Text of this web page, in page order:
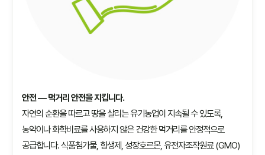
안전 — 먹거리 안전을 지킵니다.
자연의 순환을 따르고 땅을 살리는 유기농업이 지속될 수 있도록,
농약이나 화학비료를 사용하지 않은 건강한 먹거리를 안정적으로
공급합니다. 식품첨가물, 항생제, 성장호르몬, 유전자조작원료 (GMO)